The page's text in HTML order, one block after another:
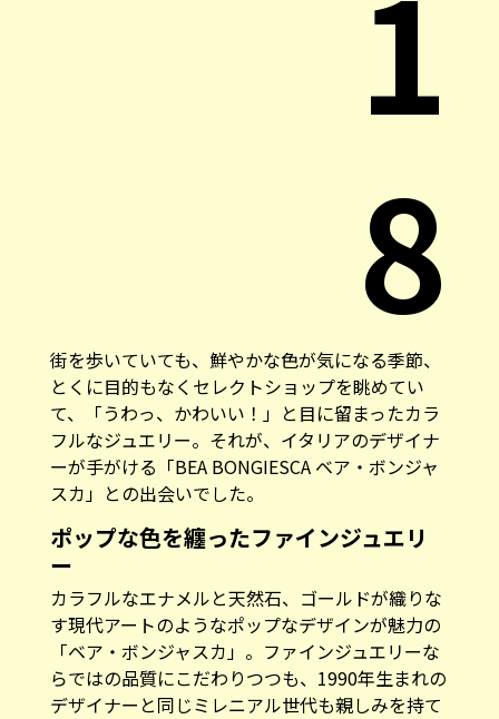
1
8
街を歩いていても、鮮やかな色が気になる季節、
とくに目的もなくセレクトショップを眺めてい
て、「うわっ、かわいい！」と目に留まったカラ
フルなジュエリー。それが、イタリアのデザイナ
ーが手がける「BEA BONGIESCA ベア・ボンジャ
スカ」との出会いでした。
ポップな色を纏ったファインジュエリ
ー
カラフルなエナメルと天然石、ゴールドが織りな
す現代アートのようなポップなデザインが魅力の
「ベア・ボンジャスカ」。ファインジュエリーな
らではの品質にこだわりつつも、1990年生まれの
デザイナーと同じミレニアル世代も親しみを持て